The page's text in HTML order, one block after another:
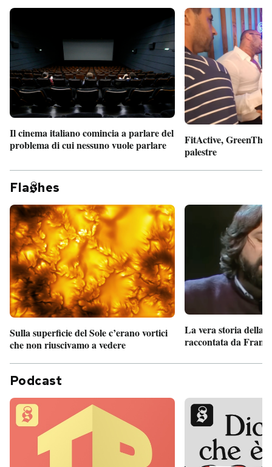
Il cinema italiano comincia a parlare del
problema di cui nessuno vuole parlare
FitActive,
palestre
Fla hes
Sulla superficie del Sole c’erano vortici
che non riuscivamo a vedere
La vera storia della
raccontata da
Podcast